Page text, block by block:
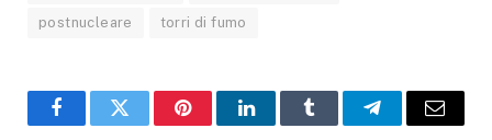
postnucleare torri di fumo
Facebook
X PinterestLinkedInTumblr TelegramEmail